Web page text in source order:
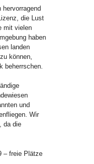
hervorragend
die Lust
mit vielen
haben
landen
können,
beherrschen.
und
Wir
da die
– freie Plätze